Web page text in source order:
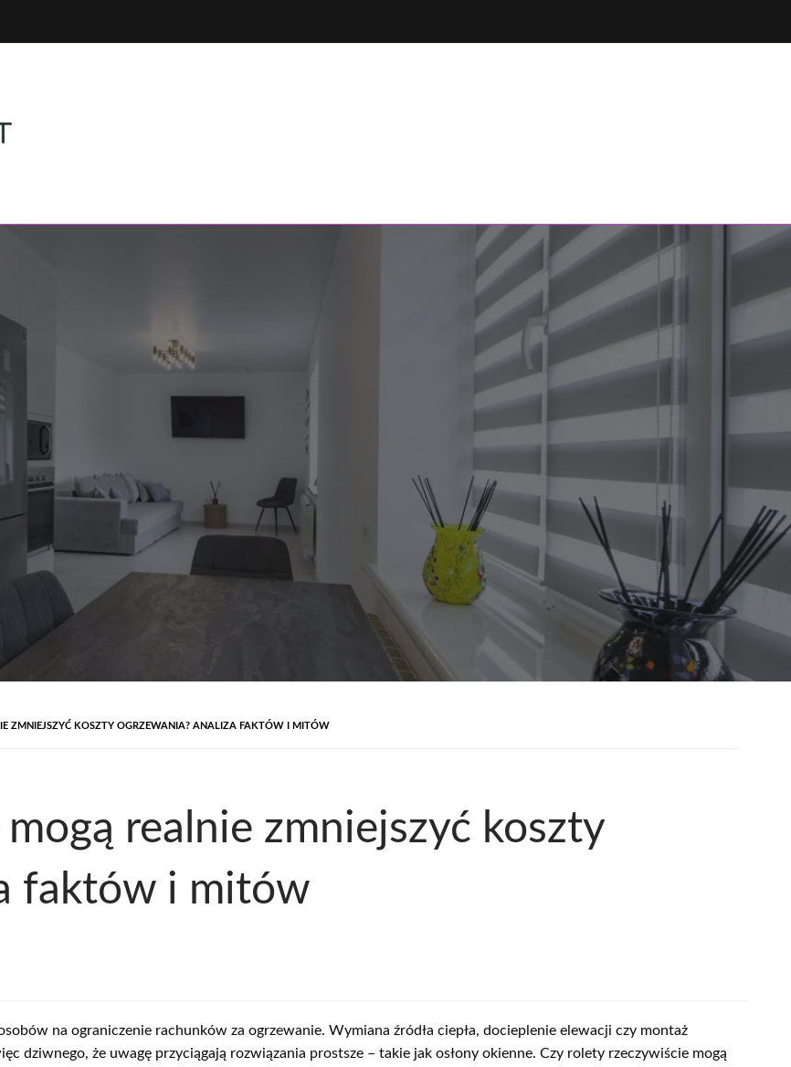
ZMNIEJSZYĆ KOSZTY OGRZEWANIA? ANALIZA FAKTÓW I MITÓW
realnie zmniejszyć koszty
faktów i mitów
na ograniczenie rachunków za ogrzewanie. Wymiana źródła ciepła, docieplenie elewacji czy montaż
dziwnego, że uwagę przyciągają rozwiązania prostsze – takie jak osłony okienne. Czy rolety rzeczywiście mogą